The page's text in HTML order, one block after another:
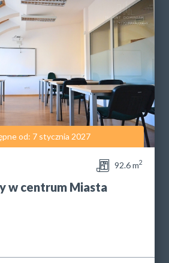
od: 7 stycznia 2027
92.6 m2
w centrum Miasta